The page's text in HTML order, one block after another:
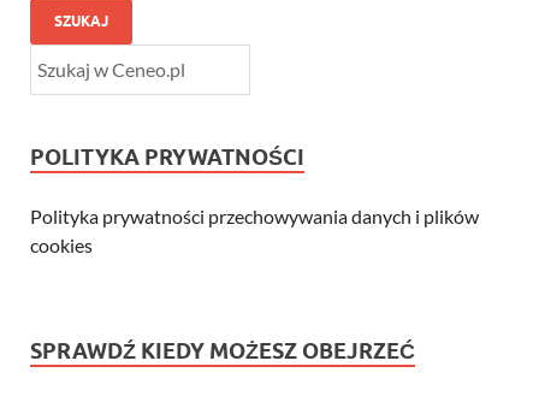
SZUKAJ
POLITYKA PRYWATNOŚCI
Polityka prywatności przechowywania danych i plików
cookies
SPRAWDŹ KIEDY MOŻESZ OBEJRZEĆ